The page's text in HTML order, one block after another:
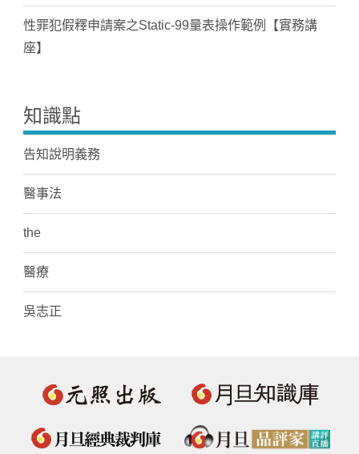
性罪犯假釋申請案之Static-99量表操作範例【實務講
座】
知識點
告知說明義務
醫事法
the
醫療
吳志正